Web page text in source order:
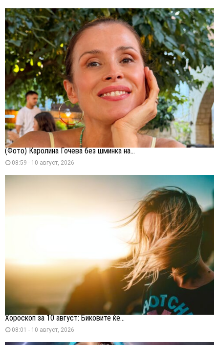
(Фото) Каролина Гочева без шминка на...
08:59 - 10 август, 2026
Хороскоп за 10 август: Биковите ќе...
08:01 - 10 август, 2026